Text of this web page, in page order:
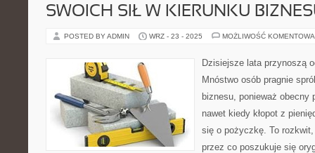
SWOICH SIŁ W KIERUNKU
POSTED BY ADMIN WRZ - 23 - 2025 MOŻLIWOŚĆ
Dzisiejsze lata przynoszą
Mnóstwo osób pragnie
biznesu, ponieważ
nawet kiedy kłopot z
się o pożyczkę. To
przez co poszukuje się